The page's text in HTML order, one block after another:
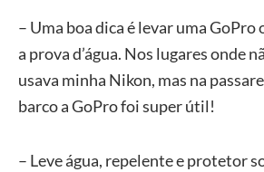
– Uma boa dica é levar uma GoPro
a prova d’água. Nos lugares onde
usava minha Nikon, mas na
barco a GoPro foi super útil!
– Leve água, repelente e protetor